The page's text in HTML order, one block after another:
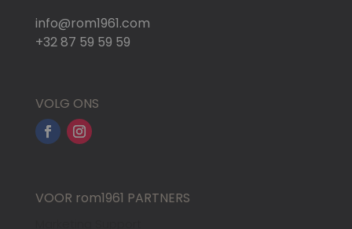
info@rom1961.com
+32 87 59 59 59
VOLG ONS
VOOR rom1961 PARTNERS